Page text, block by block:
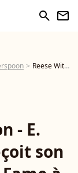
search newsletter
Reese Witherspoon - E. Longoria enceinte reçoit son étoile sur le Walk Of Fame à Hollywood, le 16 avril 2018 - Photo
- E.
son